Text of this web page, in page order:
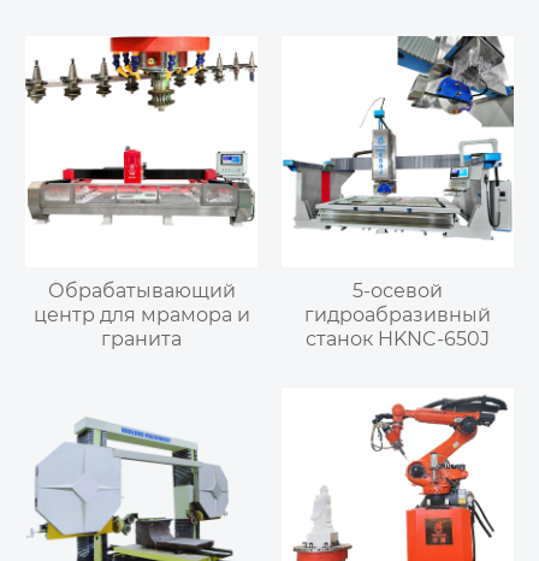
Обрабатывающий
центр для мрамора и
гранита
5-осевой
гидроабразивный
станок HKNC-650J